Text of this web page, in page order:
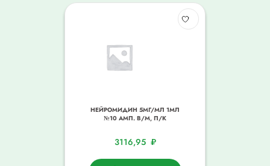
НЕЙРОМИДИН 5МГ/МЛ 1МЛ
№10 АМП. В/М, П/К
3116,95 ₽